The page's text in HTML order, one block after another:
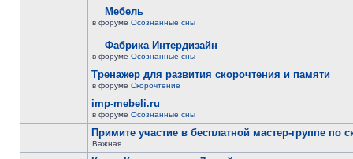
Мебель
в форуме Осознанные сны
Фабрика Интердизайн
в форуме Осознанные сны
Тренажер для развития скорочтения и памяти
в форуме Скорочтение
imp-mebeli.ru
в форуме Осознанные сны
Примите участие в бесплатной мастер-группе по
Важная